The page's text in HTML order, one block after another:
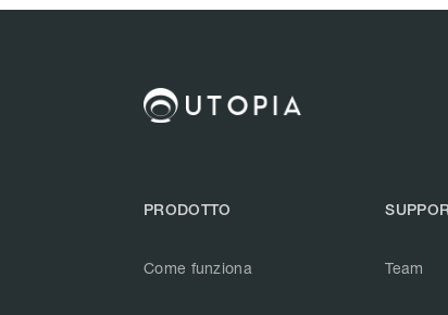
PRODOTTO
Come funziona Team